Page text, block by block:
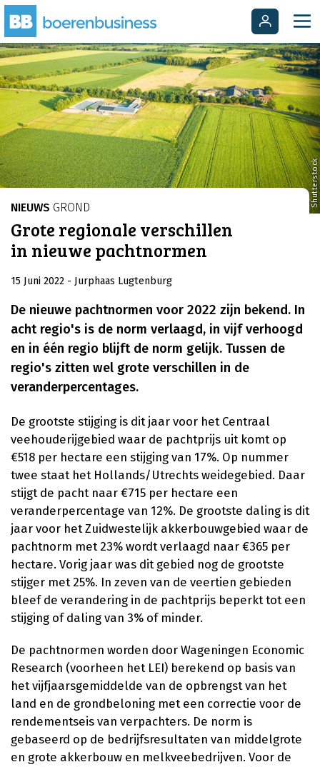
Shutterstock
NIEUWS GROND
Grote regionale verschillen
in nieuwe pachtnormen
15 Juni 2022 - Jurphaas Lugtenburg
De nieuwe pachtnormen voor 2022 zijn bekend. In
acht regio's is de norm verlaagd, in vijf verhoogd
en in één regio blijft de norm gelijk. Tussen de
regio's zitten wel grote verschillen in de
veranderpercentages.
De grootste stijging is dit jaar voor het Centraal
veehouderijgebied waar de pachtprijs uit komt op
€518 per hectare een stijging van 17%. Op nummer
twee staat het Hollands/Utrechts weidegebied. Daar
stijgt de pacht naar €715 per hectare een
veranderpercentage van 12%. De grootste daling is dit
jaar voor het Zuidwestelijk akkerbouwgebied waar de
pachtnorm met 23% wordt verlaagd naar €365 per
hectare. Vorig jaar was dit gebied nog de grootste
stijger met 25%. In zeven van de veertien gebieden
bleef de verandering in de pachtprijs beperkt tot een
stijging of daling van 3% of minder.
De pachtnormen worden door Wageningen Economic
Research (voorheen het LEI) berekend op basis van
het vijfjaarsgemiddelde van de opbrengst van het
land en de grondbeloning met een correctie voor de
rendementseis van verpachters. De norm is
gebaseerd op de bedrijfsresultaten van middelgrote
en grote akkerbouw en melkveebedrijven. Voor de